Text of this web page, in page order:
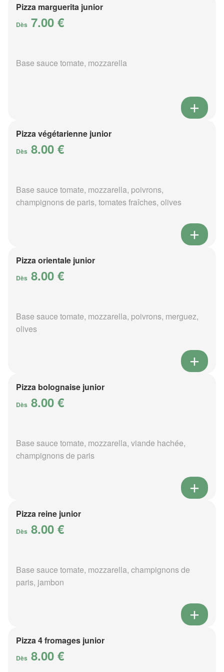
Pizza marguerita junior
Dès 7.00 €
Base sauce tomate, mozzarella
Pizza végétarienne junior
Dès 8.00 €
Base sauce tomate, mozzarella, poivrons,
champignons de paris, tomates fraîches, olives
Pizza orientale junior
Dès 8.00 €
Base sauce tomate, mozzarella, poivrons, merguez,
olives
Pizza bolognaise junior
Dès 8.00 €
Base sauce tomate, mozzarella, viande hachée,
champignons de paris
Pizza reine junior
Dès 8.00 €
Base sauce tomate, mozzarella, champignons de
paris, jambon
Pizza 4 fromages junior
Dès 8.00 €